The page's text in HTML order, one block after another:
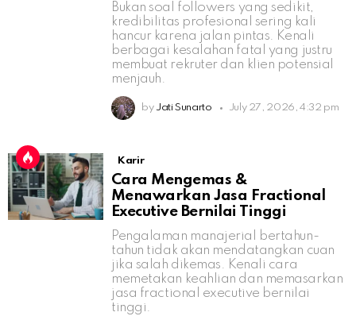
Bukan soal followers yang sedikit,
kredibilitas profesional sering kali
hancur karena jalan pintas. Kenali
berbagai kesalahan fatal yang justru
membuat rekruter dan klien potensial
menjauh.
by Jati Sunarto July 27, 2026, 4:32 pm
Karir
Cara Mengemas &
Menawarkan Jasa Fractional
Executive Bernilai Tinggi
Pengalaman manajerial bertahun-
tahun tidak akan mendatangkan cuan
jika salah dikemas. Kenali cara
memetakan keahlian dan memasarkan
jasa fractional executive bernilai
tinggi.